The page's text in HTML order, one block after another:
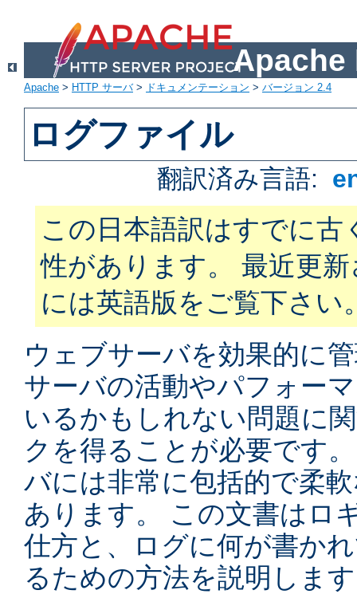
Apache
Apache > HTTP サーバ> ドキュメンテーション > バージョン 2.4
ログファイル
翻訳済み言語:
この日本語訳はすでに古
性があります。 最近更
には英語版をご覧下さい
ウェブサーバを効果的に
サーバの活動やパフォー
いるかもしれない問題に
クを得ることが必要です
バには非常に包括的で柔
あります。 この文書はロ
仕方と、ログに何が書か
るための方法を説明しま